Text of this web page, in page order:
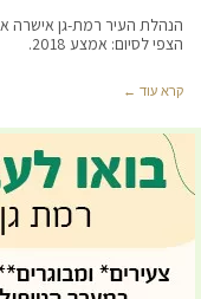
הנהלת העיר רמת-גן אישרה
הצפי לסיום: אמצע 2018.
קרא עוד ←